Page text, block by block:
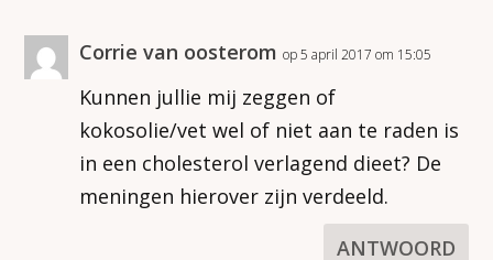
Corrie van oosterom op 5 april 2017 om 15:05
Kunnen jullie mij zeggen of
kokosolie/vet wel of niet aan te raden is
in een cholesterol verlagend dieet? De
meningen hierover zijn verdeeld.
ANTWOORD